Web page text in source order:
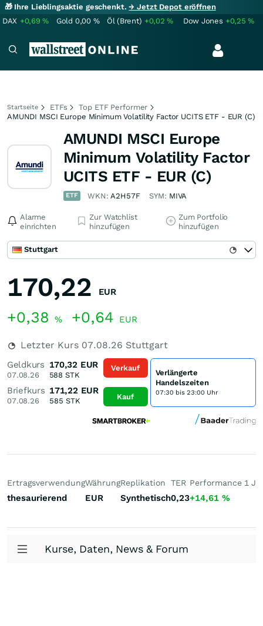
🎁 Ihre Lieblingsaktie geschenkt.→ Jetzt Depot eröffnen
DAX +0,69% Gold 0,00 % Öl (Brent) +0,02% Dow Jones +0,25%
Startseite ETFs
Top ETF Performer
AMUNDI MSCI Europe Minimum Volatility Factor UCITS ETF - EUR (C)
AMUNDI MSCI Europe
Minimum Volatility Factor
UCITS ETF - EUR (C)
ETF WKN:A2H57F SYM: MIVA
Alarme
einrichten
Zur Watchlist
hinzufügen
Zum Portfolio
hinzufügen
Stuttgart
170,22 EUR
+0,38 % +0,64 EUR
Letzter Kurs 07.08.26 Stuttgart
Geldkurs
07.08.26
170,32 EUR
588 STK
Briefkurs
07.08.26
171,22 EUR
585 STK
Verkauf
Kauf
Verlängerte
Handelszeiten
07:30 bis 23:00 Uhr
Ertragsverwendung
thesaurierend
Währung
EUR
Replikation
Synthetisch
TER
0,23
Performance 1 J
+14,61 %
Kurse, Daten, News & Forum